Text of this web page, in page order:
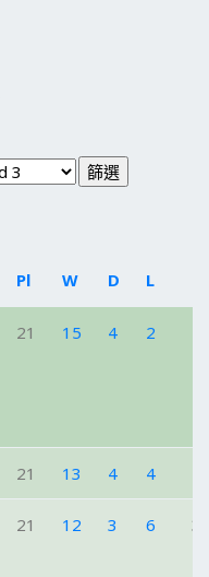
Pl W D L
21 15 4 2
21 13 4 4
21 12 3 6